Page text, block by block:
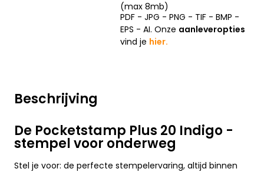
Beschrijving
De Pocketstamp Plus 20 Indigo -
stempel voor onderweg
Stel je voor: de perfecte stempelervaring, altijd binnen
(max 8mb)
PDF - JPG - PNG - TIF - BMP -
EPS - AI. Onze aanleveropties
vind je hier.